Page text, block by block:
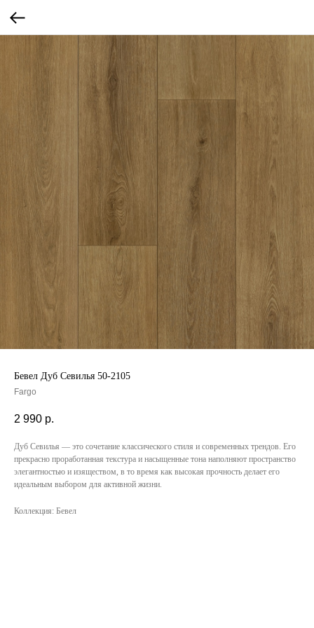
Бевел Дуб Севилья 50-2105
Fargo
2 990 р.
Дуб Севилья — это сочетание классического стиля и современных трендов. Его
прекрасно проработанная текстура и насыщенные тона наполняют пространство
элегантностью и изяществом, в то время как высокая прочность делает его
идеальным выбором для активной жизни.
Коллекция: Бевел